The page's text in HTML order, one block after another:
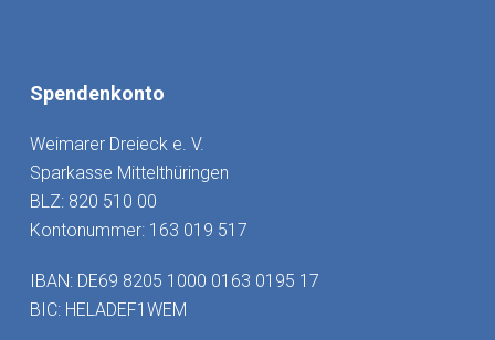
Spendenkonto
Weimarer Dreieck e. V.
Sparkasse Mittelthüringen
BLZ: 820 510 00
Kontonummer: 163 019 517
IBAN: DE69 8205 1000 0163 0195 17
BIC: HELADEF1WEM